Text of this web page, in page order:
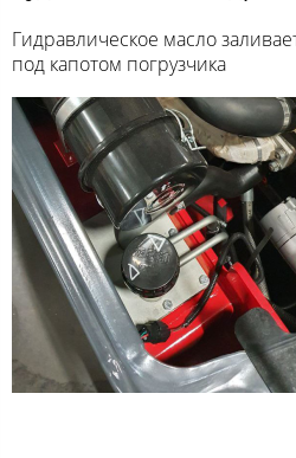
Гидравлическое масло
под капотом погрузчика